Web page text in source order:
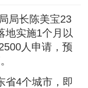
局长陈美宝23
地实施1个月以
人申请，预
4个城市，即